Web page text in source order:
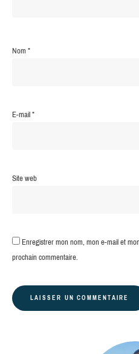
Nom*
E-mail*
Site web
Enregistrer mon nom, mon e-mail et
prochain commentaire.